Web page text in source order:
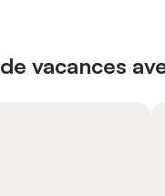
vacances